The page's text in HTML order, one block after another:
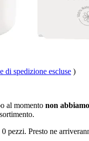
di spedizione escluse )
al momento non
pezzi. Presto ne